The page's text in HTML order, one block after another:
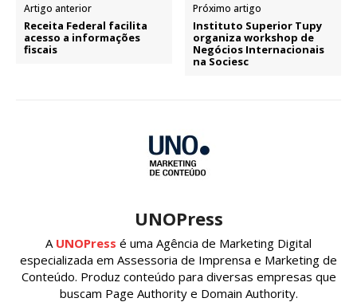
Artigo anterior
Receita Federal facilita
acesso a informações
fiscais
Próximo artigo
Instituto Superior Tupy
organiza workshop de
Negócios Internacionais
na Sociesc
UNOPress
A UNOPress é uma Agência de Marketing Digital
especializada em Assessoria de Imprensa e Marketing de
Conteúdo. Produz conteúdo para diversas empresas que
buscam Page Authority e Domain Authority.